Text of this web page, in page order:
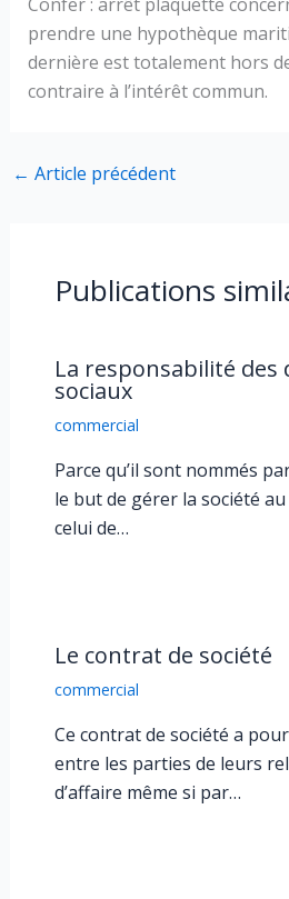
prendre une hypothèque
dernière est totalement hors
contraire à l’intérêt commun.
← Article précédent
Publications
La responsabilité des
sociaux
commercial
Parce qu’il sont nommés
le but de gérer la société
celui de…
Le contrat de société
commercial
Ce contrat de société a
entre les parties de leurs
d’affaire même si par…